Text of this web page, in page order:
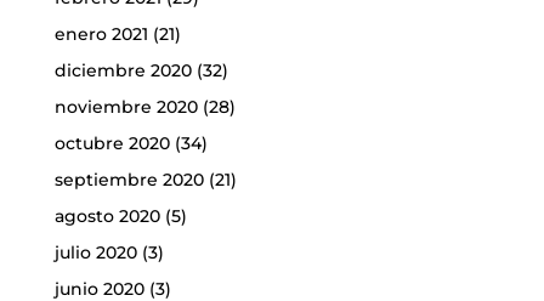
enero 2021 (21)
diciembre 2020(32)
noviembre 2020(28)
octubre 2020(34)
septiembre 2020(21)
agosto 2020(5)
julio 2020(3)
junio 2020(3)